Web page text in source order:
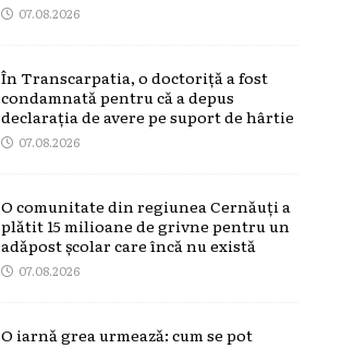
07.08.2026
În Transcarpatia, o doctoriță a fost
condamnată pentru că a depus
declarația de avere pe suport de hârtie
07.08.2026
O comunitate din regiunea Cernăuți a
plătit 15 milioane de grivne pentru un
adăpost școlar care încă nu există
07.08.2026
O iarnă grea urmează: cum se pot